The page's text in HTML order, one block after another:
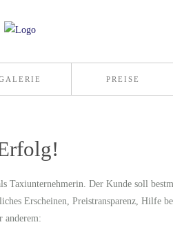
PREISE
Taxiunternehmerin. Der Kunde soll
Erscheinen, Preistransparenz, Hilfe
anderem: